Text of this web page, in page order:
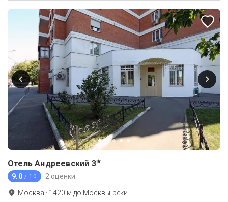
Отель Андреевский 3★
9.0 / 10 2 оценки
Москва · 1420 м до Москвы-реки